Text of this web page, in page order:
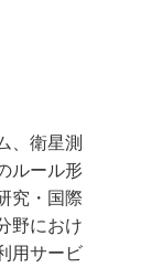
、衛星測
ルール形
究・国際
野におけ
用サービ